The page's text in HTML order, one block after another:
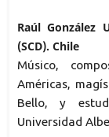
Raúl González
(SCD). Chile
Músico,
Américas,
Bello, y
Universidad